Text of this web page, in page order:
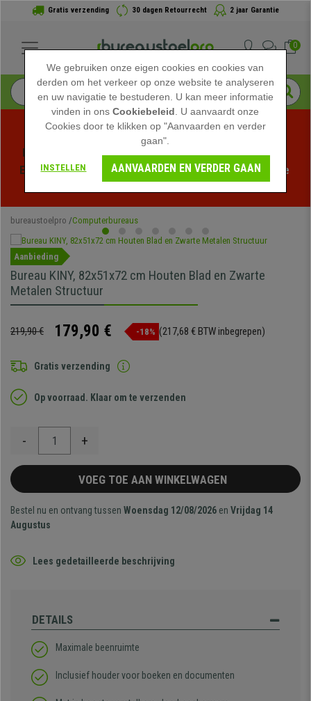
Gratis verzending 30 dagen Retourrecht 2 jaar Garantie
0
Profiteer van de Zomeruitverkoop bij bureaustoelpro!
Exclusieve kortingen voor een beperkte tijd - Bekijk de
bureaustoelpro Computerbureaus
Aanbieding
Bureau KINY, 82x51x72 cm Houten Blad en Zwarte
Metalen Structuur
219,90 € 179,90 € -18% (217,68 € BTW inbegrepen)
Gratis verzending
Op voorraad. Klaar om te verzenden
- +
VOEG TOE AAN WINKELWAGEN
Bestel nu en ontvang tussen Woensdag 12/08/2026 en Vrijdag 14
Augustus
Lees gedetailleerde beschrijving
DETAILS
Maximale beenruimte
Inclusief houder voor boeken en documenten
We gebruiken onze eigen cookies en cookies van
derden om het verkeer op onze website te analyseren
en uw navigatie te bestuderen. U kan meer informatie
vinden in onsCookiebeleid . U aanvaardt onze
Cookies door te klikken op "Aanvaarden en verder
gaan".
INSTELLEN AANVAARDEN EN VERDER GAAN